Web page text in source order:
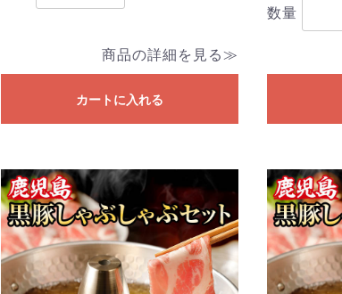
商品の詳細を見る≫
カートに入れる
数量